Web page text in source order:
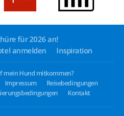
für 2026 an!
anmelden Inspiration
mein Hund mitkommen?
Impressum
Reisebedingungen
Kontakt